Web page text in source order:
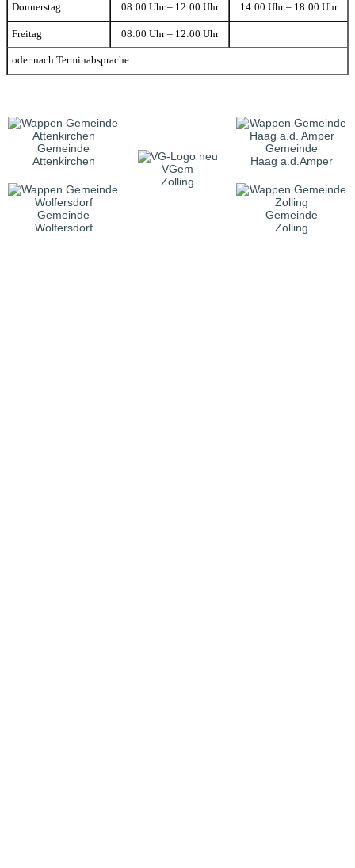
Donnerstag 08:00 Uhr – 12:00 Uhr 14:00 Uhr – 18:00 Uhr
Freitag 08:00 Uhr – 12:00 Uhr
oder nach Terminabsprache
Gemeinde
Attenkirchen
VGem
Zolling
Gemeinde
Haag a.d.Amper
Gemeinde
Wolfersdorf
Gemeinde
Zolling